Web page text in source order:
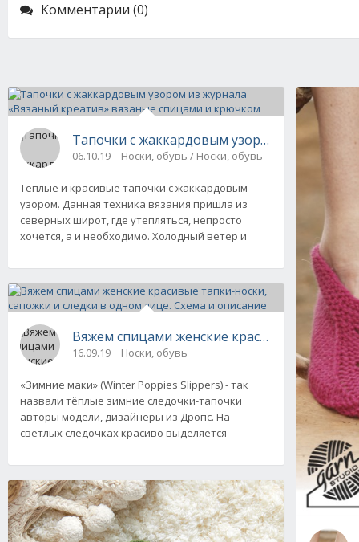
Комментарии (0)
Тапочки с жаккардовым узором из
06.10.19 Носки, обувь / Носки, обувь
Теплые и красивые тапочки с жаккардовым
узором. Данная техника вязания пришла из
северных широт, где утепляться, непросто
хочется, а и необходимо. Холодный ветер и
Вяжем спицами женские красивые тапки-
16.09.19 Носки, обувь
«Зимние маки» (Winter Poppies Slippers) - так
назвали тёплые зимние следочки-тапочки
авторы модели, дизайнеры из Дропс. На
светлых следочках красиво выделяется